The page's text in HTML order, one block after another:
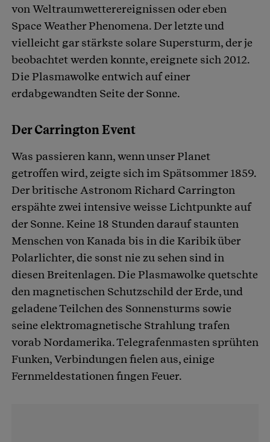
von Weltraumwetterereignissen oder eben
Space Weather Phenomena. Der letzte und
vielleicht gar stärkste solare Supersturm, der je
beobachtet werden konnte, ereignete sich 2012.
Die Plasmawolke entwich auf einer
erdabgewandten Seite der Sonne.
Der Carrington Event
Was passieren kann, wenn unser Planet
getroffen wird, zeigte sich im Spätsommer 1859.
Der britische Astronom Richard Carrington
erspähte zwei intensive weisse Lichtpunkte auf
der Sonne. Keine 18 Stunden darauf staunten
Menschen von Kanada bis in die Karibik über
Polarlichter, die sonst nie zu sehen sind in
diesen Breitenlagen. Die Plasmawolke quetschte
den magnetischen Schutzschild der Erde, und
geladene Teilchen des Sonnensturms sowie
seine elektromagnetische Strahlung trafen
vorab Nordamerika. Telegrafenmasten sprühten
Funken, Verbindungen fielen aus, einige
Fernmeldestationen fingen Feuer.